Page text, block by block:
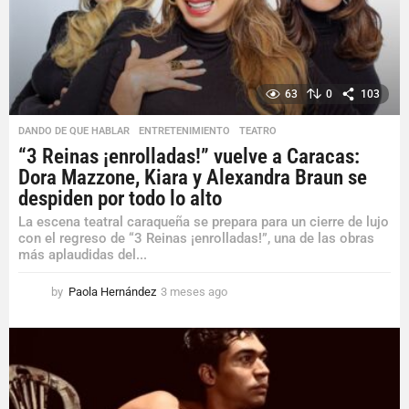
g
o
63 0 103
DANDO DE QUE HABLAR ,ENTRETENIMIENTO ,TEATRO
“3 Reinas ¡enrolladas!” vuelve a Caracas:
Dora Mazzone, Kiara y Alexandra Braun se
despiden por todo lo alto
La escena teatral caraqueña se prepara para un cierre de lujo
con el regreso de “3 Reinas ¡enrolladas!”, una de las obras
más aplaudidas del...
by Paola Hernández 3 meses ago
e
s
e
a